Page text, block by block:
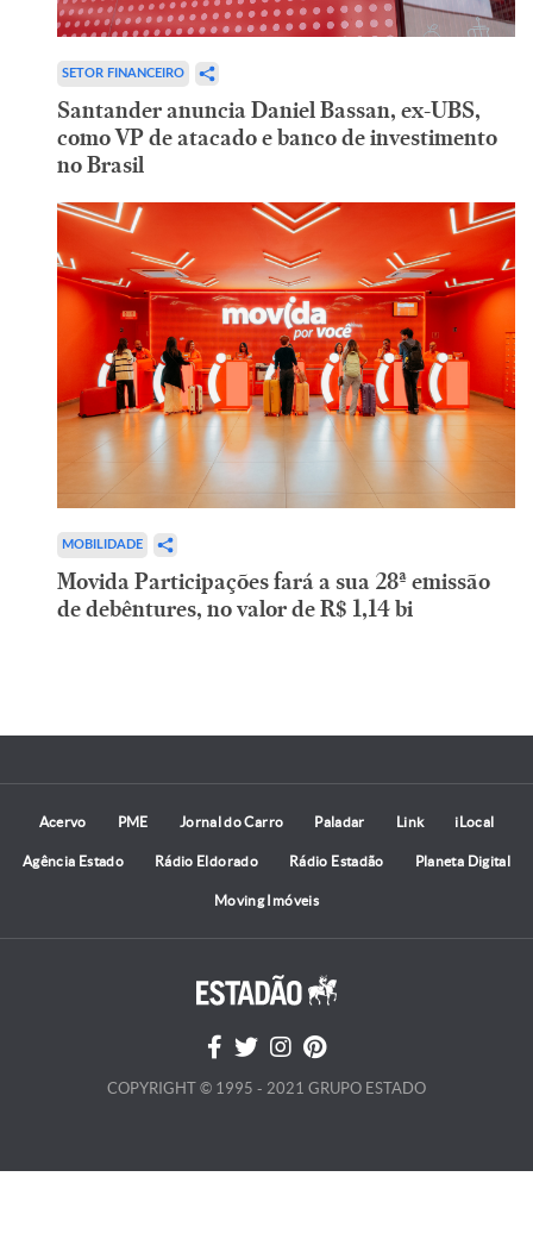
SETOR FINANCEIRO
Santander anuncia Daniel Bassan, ex-UBS,
como VP de atacado e banco de investimento
no Brasil
MOBILIDADE
Movida Participações fará a sua 28ª emissão
de debêntures, no valor de R$ 1,14 bi
Acervo PME Jornal do Carro Paladar Link iLocal
Agência Estado Rádio Eldorado Rádio Estadão Planeta Digital
Moving Imóveis
COPYRIGHT © 1995 - 2021 GRUPO ESTADO